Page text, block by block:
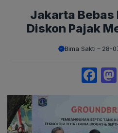
Jakarta Bebas
Diskon Pajak
Bima Sakti 28-